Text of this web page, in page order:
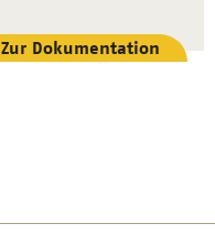
Zur Dokumentation